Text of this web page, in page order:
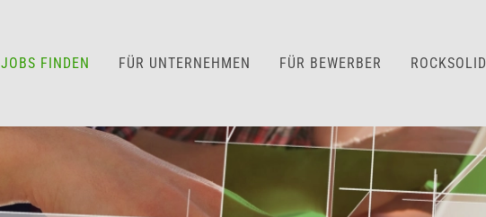
JOBS FINDEN FÜR UNTERNEHMEN FÜR BEWERBER ROCKSOLID